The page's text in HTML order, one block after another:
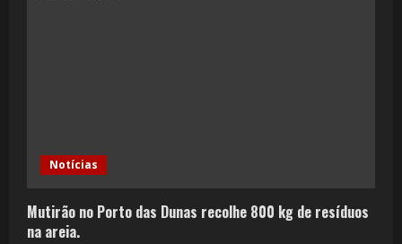
Notícias
Mutirão no Porto das Dunas recolhe 800 kg de resíduos
na areia.